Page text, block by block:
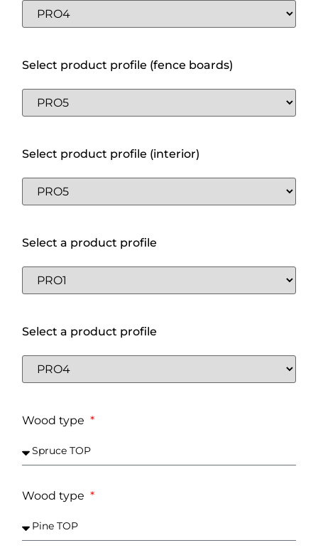
Select product profile (fence boards)
Select product profile (interior)
Select a product profile
Select a product profile
Wood type
Wood type